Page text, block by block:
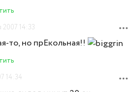
2007 14:33
то, но прЕкольная!!
14:34